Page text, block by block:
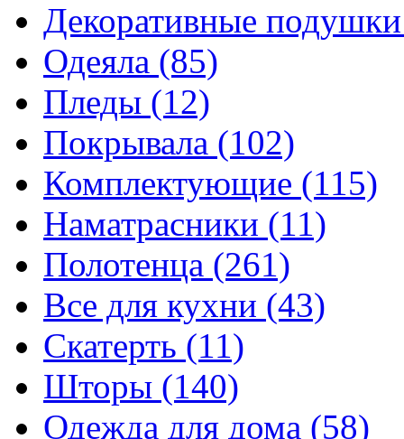
Декоративные
Одеяла (85)
Пледы (12)
Покрывала (102)
Комплектующие (115)
Наматрасники (11)
Полотенца (261)
Все для кухни (43)
Скатерть (11)
Шторы (140)
Одежда для дома (58)